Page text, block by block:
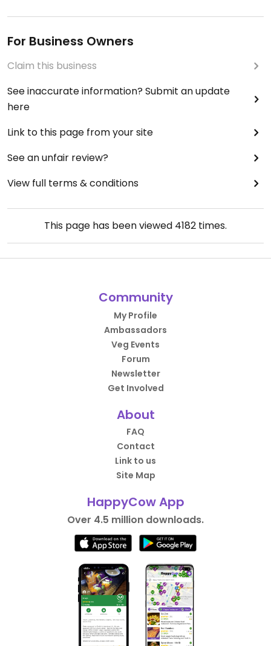
For Business Owners
Claim this business
See inaccurate information? Submit an update
here
Link to this page from your site
See an unfair review?
View full terms & conditions
This page has been viewed 4182 times.
Community
My Profile
Ambassadors
Veg Events
Forum
Newsletter
Get Involved
About
FAQ
Contact
Link to us
Site Map
HappyCow App
Over 4.5 million downloads.